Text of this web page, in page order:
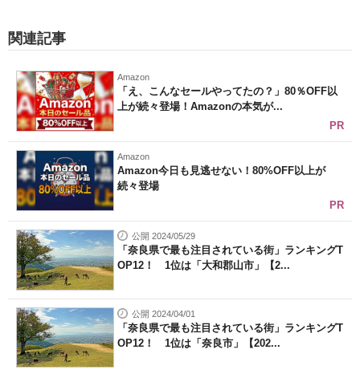
関連記事
Amazon
「え、こんなセールやってたの？」80％OFF以
上が続々登場！Amazonの本気が...
PR
Amazon
Amazon今日も見逃せない！80%OFF以上が
続々登場
PR
公開 2024/05/29
「奈良県で最も注目されている街」ランキングT
OP12！ 1位は「大和郡山市」【2...
公開 2024/04/01
「奈良県で最も注目されている街」ランキングT
OP12！ 1位は「奈良市」【202...